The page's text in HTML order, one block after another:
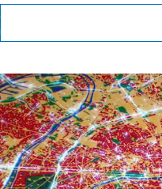
Загрузить электронную книгу
климата